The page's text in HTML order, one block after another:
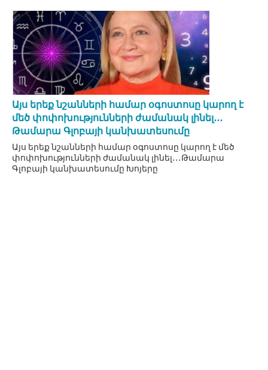
Այս երեք նշանների համար օգոստոսը կարող է
մեծ փոփոխությունների ժամանակ լինել․․․
Թամարա Գլոբայի կանխատեսումը
Այս երեք նշանների համար օգոստոսը կարող է մեծ
փոփոխությունների ժամանակ լինել․․․Թամարա
Գլոբայի կանխատեսումը Խոյերը